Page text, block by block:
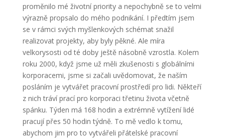
proměnilo mé životní priority a nepochybně se to velmi
výrazně propsalo do mého podnikání. I předtím jsem
se v rámci svých myšlenkových schémat snažil
realizovat projekty, aby byly pěkné. Ale míra
velkorysosti od té doby ještě násobně vzrostla. Kolem
roku 2000, když jsme už měli zkušenosti s globálními
korporacemi, jsme si začali uvědomovat, že naším
posláním je vytvářet pracovní prostředí pro lidi. Někteří
z nich tráví prací pro korporaci třetinu života včetně
spánku. Týden má 168 hodin a extrémně vytížení lidé
pracují přes 50 hodin týdně. To mě vedlo k tomu,
abychom jim pro to vytvářeli přátelské pracovní